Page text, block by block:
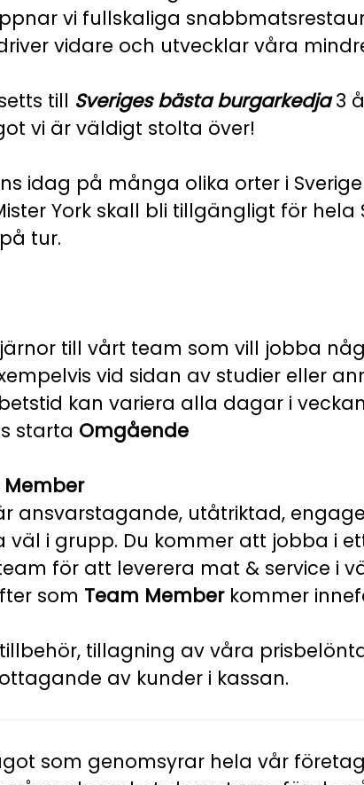
vi fullskaliga
vidare och utvecklar våra
till Sveriges bästa burgarkedja3
vi är väldigt stolta över!
idag på många olika orter i
York skall bli tillgängligt för hela
tur.
till vårt team som vill jobba
vid sidan av studier eller
kan variera alla dagar i
starta Omgående
Member
ansvarstagande, utåtriktad,
i grupp. Du kommer att jobba i
för att leverera mat & service i
som Team Memberkommer
tillagning av våra
av kunder i kassan.
som genomsyrar hela vår